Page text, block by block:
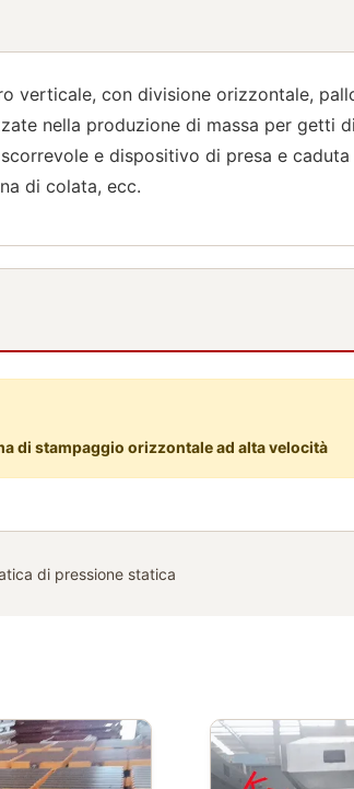
verticale, con divisione orizzontale,
nella produzione di massa per getti
e dispositivo di presa e caduta
di colata, ecc.
di stampaggio orizzontale ad alta velocità
di pressione statica